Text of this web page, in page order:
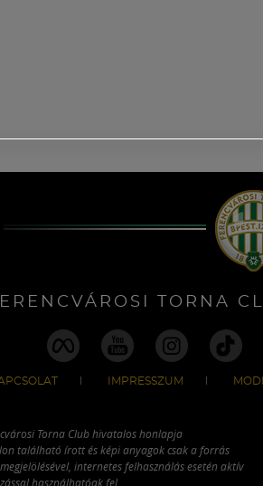
TORNA
IMPRESSZUM
Torna Club hivatalos honlapja
található írott és képi anyagok csak a forrás
internetes felhasználás esetén aktív
használhatóak fel.